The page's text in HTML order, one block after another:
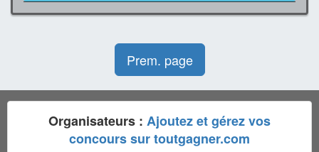
Prem. page
Organisateurs : Ajoutez et gérez vos
concours sur toutgagner.com